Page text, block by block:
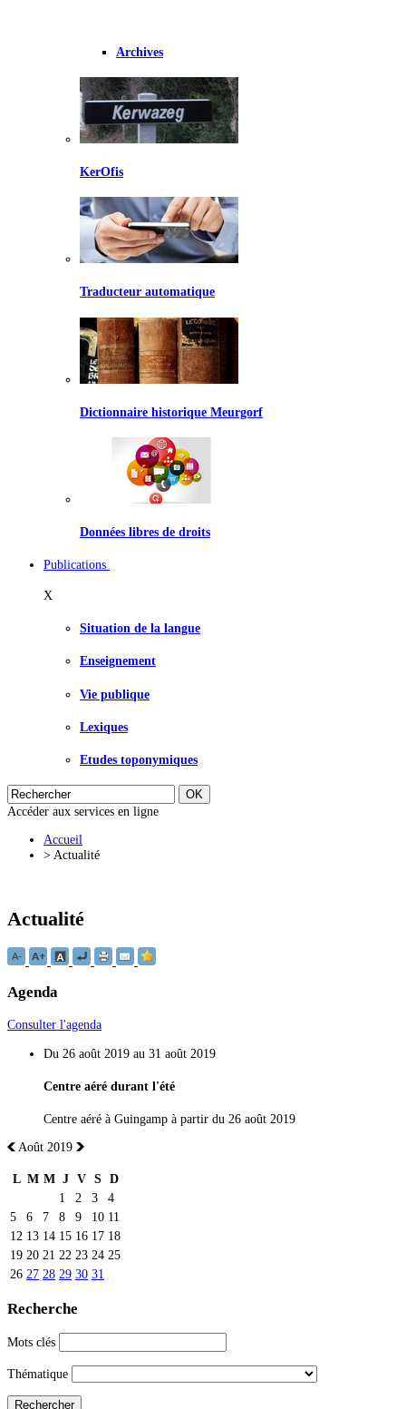
Archives
KerOfis
Traducteur automatique
Dictionnaire historique Meurgorf
Données libres de droits
Publications
X
Situation de la langue
Enseignement
Vie publique
Lexiques
Etudes toponymiques
Accéder aux services en ligne
Accueil
>Actualité
Actualité
Agenda
Consulter l'agenda
Du 26 août 2019 au 31 août 2019
Centre aéré durant l'été
Centre aéré à Guingamp à partir du 26 août 2019
Août 2019
L M M J V S D
1
2 3
4
5
6 7 8 9 10 11
12 13 14 15 16 17 18
19 20 21 22 23 24 25
26 27 28 29 30 31
Recherche
Mots clés
Thématique